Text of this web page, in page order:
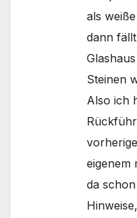
als
dann
Steinen
Also ich
eigenem
da